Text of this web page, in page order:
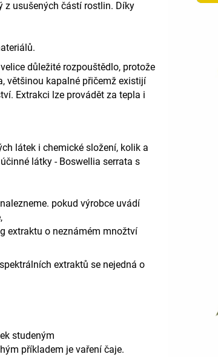
z usušených částí rostlin. Díky
důležité rozpouštědlo, protože
většinou kapalné přičemž existijí
Extrakci lze provádět za tepla i
látek i chemické složení, kolik a
látky - Boswellia serrata s
pokud výrobce uvádí
extraktu o neznámém množtví
extraktů se nejedná o
studeným
příkladem je vaření čaje.